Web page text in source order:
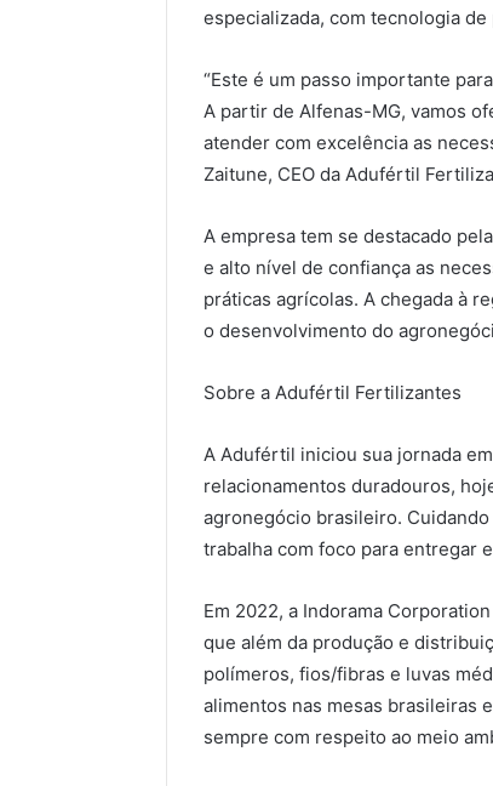
especializada, com tecnologia de
“Este é um passo importante
A partir de Alfenas-MG, vamos
atender com excelência as
Zaitune, CEO da Adufértil
A empresa tem se destacado
e alto nível de confiança as
práticas agrícolas. A chegada à
o desenvolvimento do
Sobre a Adufértil Fertilizantes
A Adufértil iniciou sua jornada
relacionamentos duradouros,
agronegócio brasileiro.
trabalha com foco para entregar
Em 2022, a Indorama
que além da produção e
polímeros, fios/fibras e luvas
alimentos nas mesas brasileiras
sempre com respeito ao meio